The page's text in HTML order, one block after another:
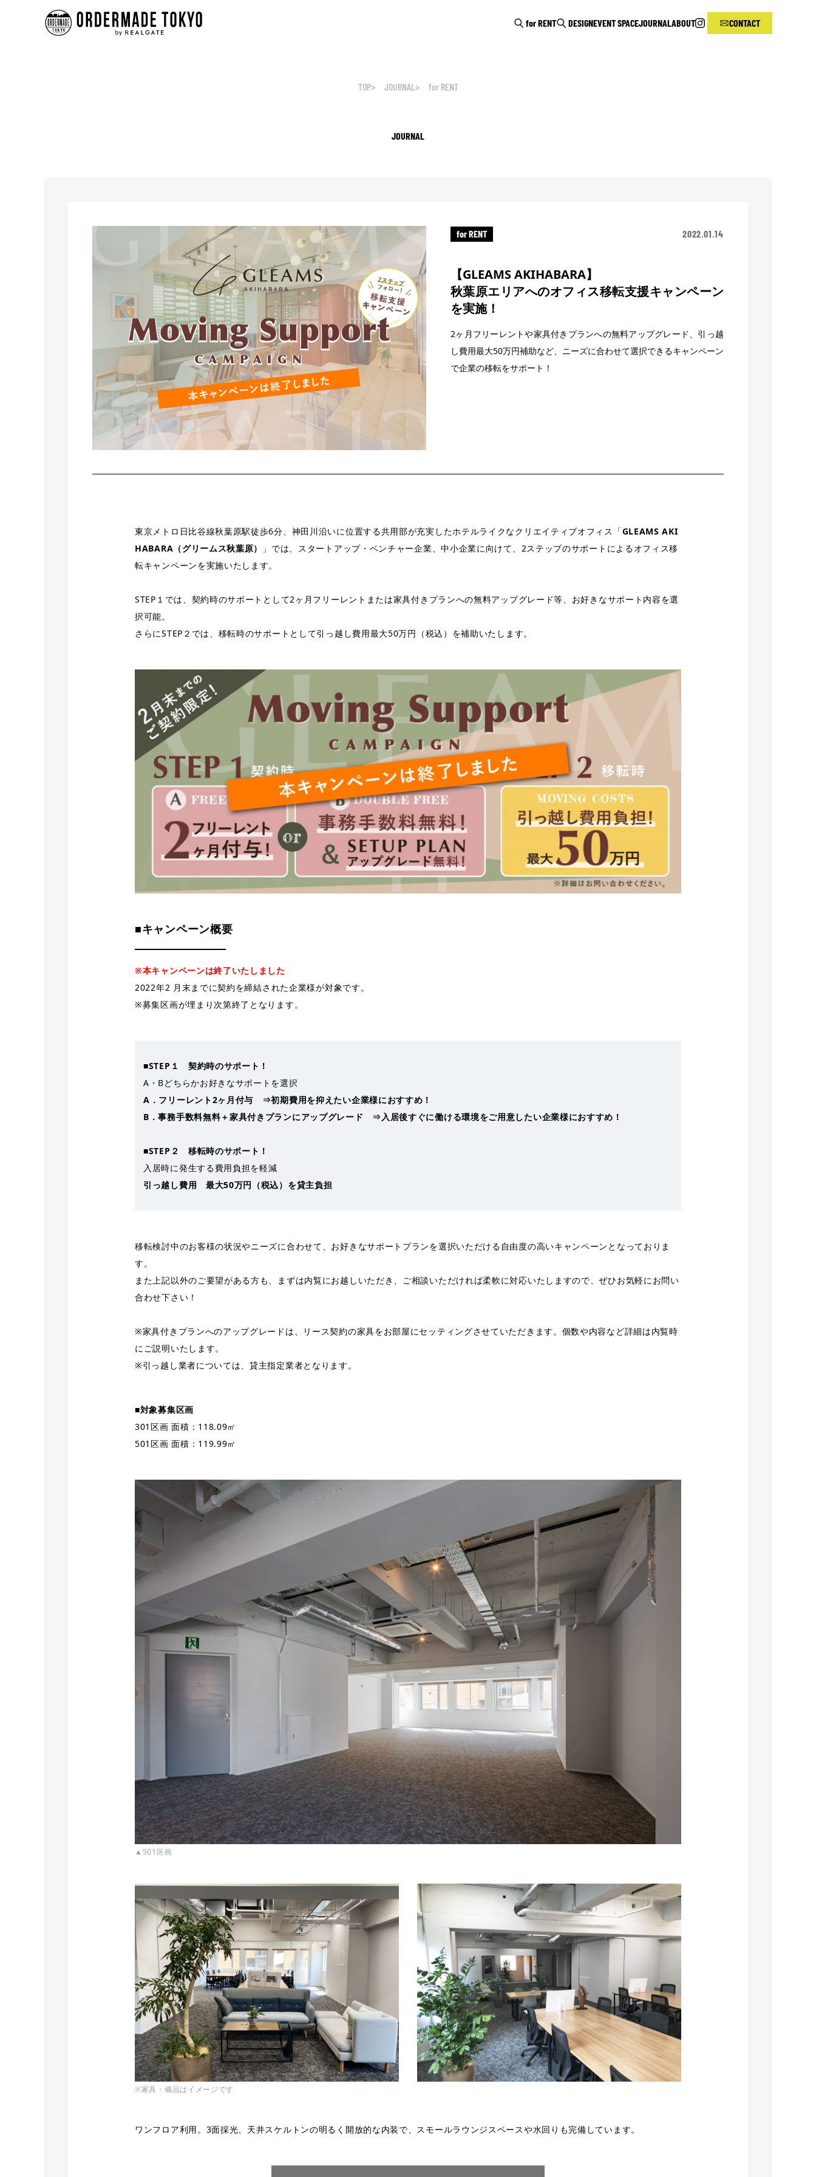
for RENT DESIGNEVENT SPACEJOURNAL ABOUT CONTACT
TOP JOURNAL for RENT
JOURNAL
for RENT 2022.01.14
【GLEAMS AKIHABARA】
秋葉原エリアへのオフィス移転支援キャンペーン
を実施！
2ヶ月フリーレントや家具付きプランへの無料アップグレード、引っ越
し費用最大50万円補助など、ニーズに合わせて選択できるキャンペーン
で企業の移転をサポート！
東京メトロ日比谷線秋葉原駅徒歩6分、神田川沿いに位置する共用部が充実したホテルライクなクリエイティブオフィス「GLEAMS AKI
HABARA（グリームス秋葉原）
」では、スタートアップ・ベンチャー企業、中小企業に向けて、2ステップのサポートによるオフィス移
転キャンペーンを実施いたします。
STEP１では、契約時のサポートとして2ヶ月フリーレントまたは家具付きプランへの無料アップグレード等、お好きなサポート内容を選
択可能。
さらにSTEP２では、移転時のサポートとして引っ越し費用最大50万円（税込）を補助いたします。
■キャンペーン概要
※本キャンペーンは終了いたしました
2022年2 月末までに契約を締結された企業様が対象です。
※募集区画が埋まり次第終了となります。
■STEP１ 契約時のサポート！
A・Bどちらかお好きなサポートを選択
A．フリーレント2ヶ月付与 ⇒初期費用を抑えたい企業様におすすめ！
B．事務手数料無料＋家具付きプランにアップグレード ⇒入居後すぐに働ける環境をご用意したい企業様におすすめ！
■STEP２ 移転時のサポート！
入居時に発生する費用負担を軽減
引っ越し費用 最大50万円（税込）を貸主負担
移転検討中のお客様の状況やニーズに合わせて、お好きなサポートプランを選択いただける自由度の高いキャンペーンとなっておりま
す。
また上記以外のご要望がある方も、まずは内覧にお越しいただき、ご相談いただければ柔軟に対応いたしますので、ぜひお気軽にお問い
合わせ下さい！
※家具付きプランへのアップグレードは、リース契約の家具をお部屋にセッティングさせていただきます。個数や内容など詳細は内覧時
にご説明いたします。
※引っ越し業者については、貸主指定業者となります。
■対象募集区画
301区画 面積：118.09㎡
501区画 面積：119.99㎡
▲501区画
※家具・備品はイメージです
ワンフロア利用。3面採光、天井スケルトンの明るく開放的な内装で、スモールラウンジスペースや水回りも完備しています。